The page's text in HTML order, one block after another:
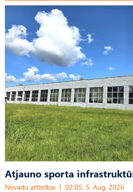
Atjauno sporta
Novadu attīstībai 02:05, 5. Aug, 2026